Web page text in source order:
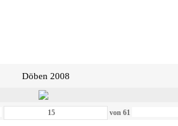
Döben 2008
von61